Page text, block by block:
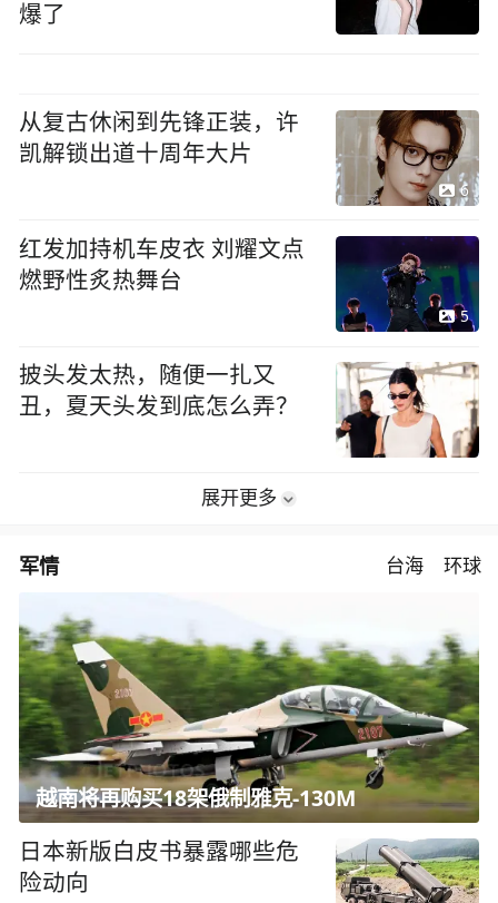
爆了
从复古休闲到先锋正装，许
凯解锁出道十周年大片
6
红发加持机车皮衣 刘耀文点
燃野性炙热舞台
5
披头发太热，随便一扎又
丑，夏天头发到底怎么弄？
展开更多
军情 台海 环球
越南将再购买18架俄制雅克-130M
日本新版白皮书暴露哪些危
险动向